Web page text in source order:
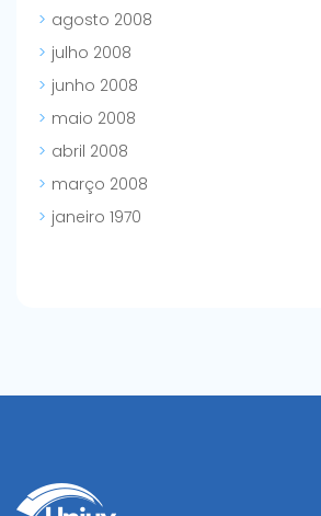
agosto 2008
julho 2008
junho 2008
maio 2008
abril 2008
março 2008
janeiro 1970